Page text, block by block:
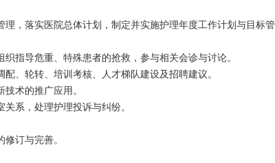
，落实医院总体计划，制定并实施护理年度工作计划与目标管
指导危重、特殊患者的抢救，参与相关会诊与讨论。
、轮转、培训考核、人才梯队建设及招聘建议。
术的推广应用。
系，处理护理投诉与纠纷。
订与完善。